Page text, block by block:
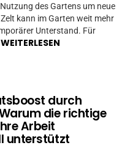
des Gartens um neue
kann im Garten weit mehr
Unterstand. Für
WEITERLESEN
durch
die richtige
Arbeit
unterstützt